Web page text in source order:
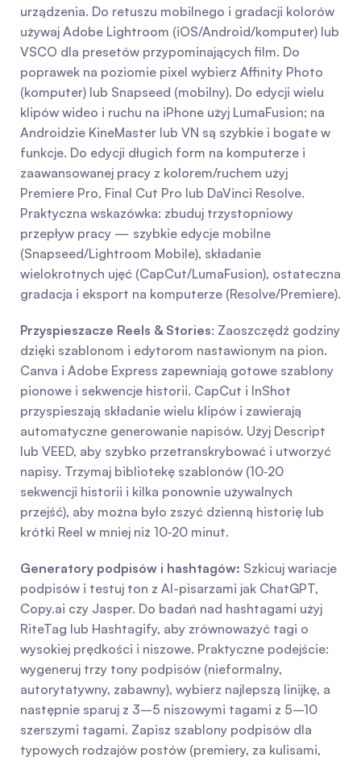
urządzenia. Do retuszu mobilnego i gradacji kolorów
używaj Adobe Lightroom (iOS/Android/komputer) lub
VSCO dla presetów przypominających film. Do
poprawek na poziomie pixel wybierz Affinity Photo
(komputer) lub Snapseed (mobilny). Do edycji wielu
klipów wideo i ruchu na iPhone użyj LumaFusion; na
Androidzie KineMaster lub VN są szybkie i bogate w
funkcje. Do edycji długich form na komputerze i
zaawansowanej pracy z kolorem/ruchem użyj
Premiere Pro, Final Cut Pro lub DaVinci Resolve.
Praktyczna wskazówka: zbuduj trzystopniowy
przepływ pracy — szybkie edycje mobilne
(Snapseed/Lightroom Mobile), składanie
wielokrotnych ujęć (CapCut/LumaFusion), ostateczna
gradacja i eksport na komputerze (Resolve/Premiere).
Przyspieszacze Reels & Stories: Zaoszczędź godziny
dzięki szablonom i edytorom nastawionym na pion.
Canva i Adobe Express zapewniają gotowe szablony
pionowe i sekwencje historii. CapCut i InShot
przyspieszają składanie wielu klipów i zawierają
automatyczne generowanie napisów. Użyj Descript
lub VEED, aby szybko przetranskrybować i utworzyć
napisy. Trzymaj bibliotekę szablonów (10‑20
sekwencji historii i kilka ponownie używalnych
przejść), aby można było zszyć dzienną historię lub
krótki Reel w mniej niż 10‑20 minut.
Generatory podpisów i hashtagów: Szkicuj wariacje
podpisów i testuj ton z AI-pisarzami jak ChatGPT,
Copy.ai czy Jasper. Do badań nad hashtagami użyj
RiteTag lub Hashtagify, aby zrównoważyć tagi o
wysokiej prędkości i niszowe. Praktyczne podejście:
wygeneruj trzy tony podpisów (nieformalny,
autorytatywny, zabawny), wybierz najlepszą linijkę, a
następnie sparuj z 3–5 niszowymi tagami z 5–10
szerszymi tagami. Zapisz szablony podpisów dla
typowych rodzajów postów (premiery, za kulisami,